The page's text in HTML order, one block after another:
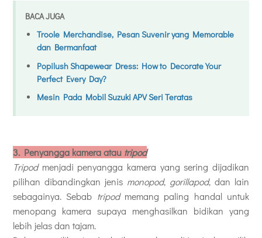
BACA JUGA
Troole Merchandise, Pesan Suvenir yang Memorable
dan Bermanfaat
Popilush Shapewear Dress: How to Decorate Your
Perfect Every Day?
Mesin Pada Mobil Suzuki APV Seri Teratas
3. Penyangga kamera atau tripod
Tripod menjadi penyangga kamera yang sering dijadikan
pilihan dibandingkan jenis monopod, gorillapod, dan lain
sebagainya. Sebab tripod memang paling handal untuk
menopang kamera supaya menghasilkan bidikan yang
lebih jelas dan tajam.